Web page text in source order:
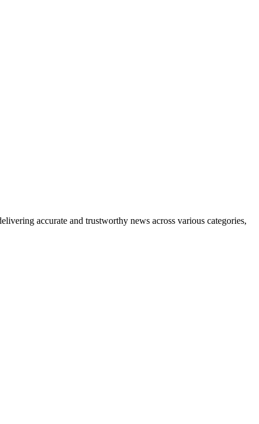
accurate and trustworthy news across various categories,